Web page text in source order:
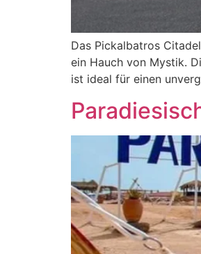
Das Pickalbatros
ein Hauch von Mystik.
ist ideal für einen